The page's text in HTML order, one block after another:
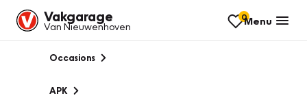
Vakgarage
Van Nieuwenhoven
0Menu
Occasions
APK